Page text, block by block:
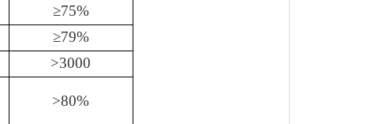
≥75%
≥79%
>3000
>80%